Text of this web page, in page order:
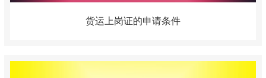
货运上岗证的申请条件